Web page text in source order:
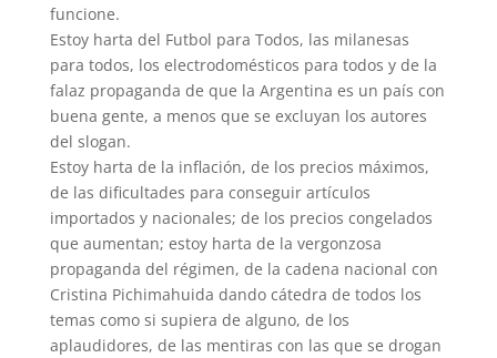
funcione.
Estoy harta del Futbol para Todos, las milanesas
para todos, los electrodomésticos para todos y de la
falaz propaganda de que la Argentina es un país con
buena gente, a menos que se excluyan los autores
del slogan.
Estoy harta de la inflación, de los precios máximos,
de las dificultades para conseguir artículos
importados y nacionales; de los precios congelados
que aumentan; estoy harta de la vergonzosa
propaganda del régimen, de la cadena nacional con
Cristina Pichimahuida dando cátedra de todos los
temas como si supiera de alguno, de los
aplaudidores, de las mentiras con las que se drogan